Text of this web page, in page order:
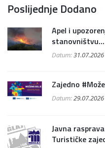
Poslijednje Dodano
Apel i
stanovništvu...
Datum:31.07.2026
Zajedno
Datum:29.07.2026
Javna
Turističke